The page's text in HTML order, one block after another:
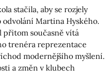
stačila, aby se rozjely
odvolání Martina Hyského.
přitom současně vítá
trenéra reprezentace
modernějšího myšlení.
a změn v klubech